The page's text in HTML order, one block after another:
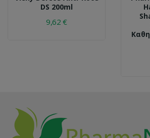
DS 200ml
9,62 €